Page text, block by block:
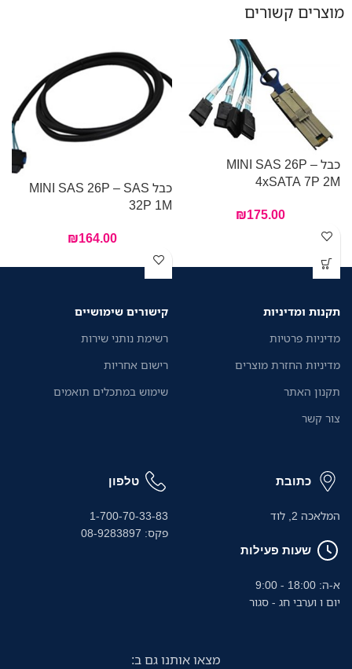
מוצרים קשורים
כבל MINI SAS 26P –
4xSATA 7P 2M
₪175.00
כבל MINI SAS 26P – SAS
32P 1M
₪164.00
תקנות ומדיניות
מדיניות פרטיות
מדיניות החזרת מוצרים
תקנון האתר
צור קשר
קישורים שימושיים
רשימת נותני שירות
רישום אחריות
שימוש במתכלים תואמים
כתובת
המלאכה 2, לוד
שעות פעילות
א-ה: 18:00 - 9:00
יום ו וערבי חג - סגור
טלפון
1-700-70-33-83
פקס: 08-9283897
מצאו אותנו גם ב: